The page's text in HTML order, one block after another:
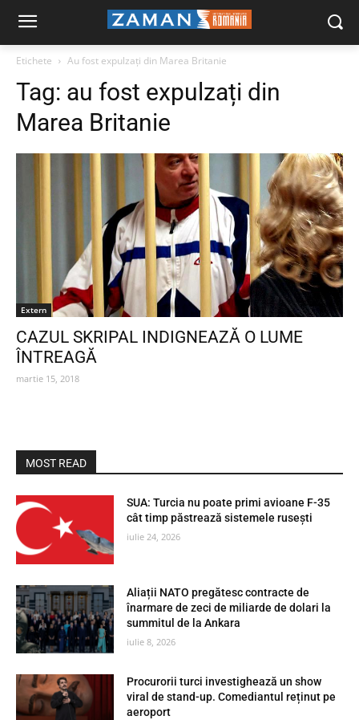
Etichete Au fost expulzați din Marea Britanie
Tag: au fost expulzați din
Marea Britanie
Extern
CAZUL SKRIPAL INDIGNEAZĂ O LUME
ÎNTREAGĂ
martie 15, 2018
MOST READ
SUA: Turcia nu poate primi avioane F-35
cât timp păstrează sistemele rusești
iulie 24, 2026
Aliații NATO pregătesc contracte de
înarmare de zeci de miliarde de dolari la
summitul de la Ankara
iulie 8, 2026
Procurorii turci investighează un show
viral de stand-up. Comediantul reținut pe
aeroport